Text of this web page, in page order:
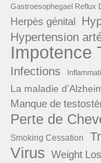
Gastroesophegael Reflux
Herpès génital
Hypertension
Impotence
Infections
La maladie
Manque de
Perte de
Smoking Cessation
Virus Weight